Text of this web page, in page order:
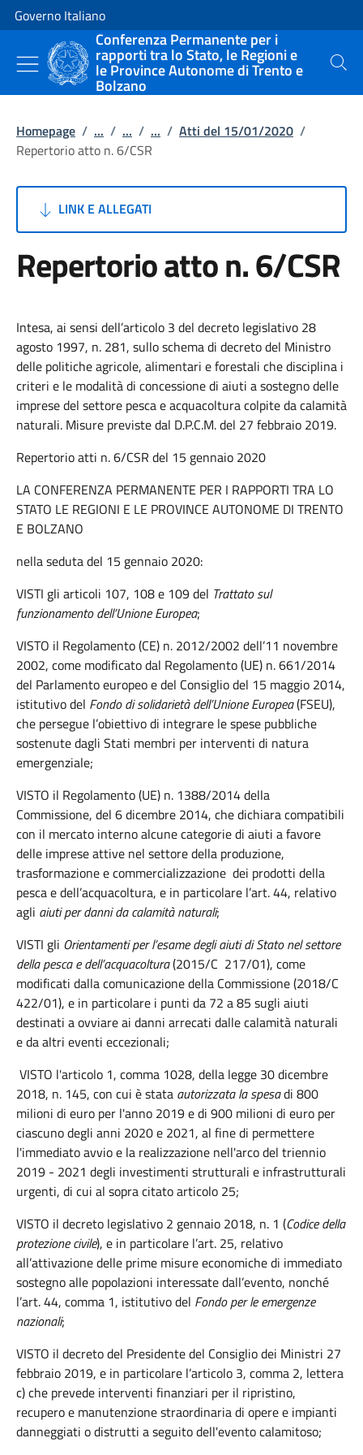
Vai al contenuto
Vai alla navigazione del sito
Governo Italiano
Conferenza Permanente per i
rapporti tra lo Stato, le Regioni e
le Province Autonome di Trento e
Bolzano
Cerca
Homepage / ... / ... / ... / Atti del 15/01/2020 /
Repertorio atto n. 6/CSR
LINK E ALLEGATI
Repertorio atto n. 6/CSR
Intesa, ai sensi dell’articolo 3 del decreto legislativo 28
agosto 1997, n. 281, sullo schema di decreto del Ministro
delle politiche agricole, alimentari e forestali che disciplina i
criteri e le modalità di concessione di aiuti a sostegno delle
imprese del settore pesca e acquacoltura colpite da calamità
naturali. Misure previste dal D.P.C.M. del 27 febbraio 2019.
Repertorio atti n. 6/CSR del 15 gennaio 2020
LA CONFERENZA PERMANENTE PER I RAPPORTI TRA LO
STATO LE REGIONI E LE PROVINCE AUTONOME DI TRENTO
E BOLZANO
nella seduta del 15 gennaio 2020:
VISTI gli articoli 107, 108 e 109 del Trattato sul
funzionamento dell’Unione Europea;
VISTO il Regolamento (CE) n. 2012/2002 dell’11 novembre
2002, come modificato dal Regolamento (UE) n. 661/2014
del Parlamento europeo e del Consiglio del 15 maggio 2014,
istitutivo del Fondo di solidarietà dell’Unione Europea(FSEU),
che persegue l’obiettivo di integrare le spese pubbliche
sostenute dagli Stati membri per interventi di natura
emergenziale;
VISTO il Regolamento (UE) n. 1388/2014 della
Commissione, del 6 dicembre 2014, che dichiara compatibili
con il mercato interno alcune categorie di aiuti a favore
delle imprese attive nel settore della produzione,
trasformazione e commercializzazione dei prodotti della
pesca e dell’acquacoltura, e in particolare l’art. 44, relativo
agli aiuti per danni da calamità naturali;
VISTI gli Orientamenti per l’esame degli aiuti di Stato nel settore
della pesca e dell’acquacoltura(2015/C 217/01), come
modificati dalla comunicazione della Commissione (2018/C
422/01), e in particolare i punti da 72 a 85 sugli aiuti
destinati a ovviare ai danni arrecati dalle calamità naturali
e da altri eventi eccezionali;
VISTO l'articolo 1, comma 1028, della legge 30 dicembre
2018, n. 145, con cui è stata autorizzata la spesadi 800
milioni di euro per l'anno 2019 e di 900 milioni di euro per
ciascuno degli anni 2020 e 2021, al fine di permettere
l'immediato avvio e la realizzazione nell'arco del triennio
2019 - 2021 degli investimenti strutturali e infrastrutturali
urgenti, di cui al sopra citato articolo 25;
VISTO il decreto legislativo 2 gennaio 2018, n. 1 (Codice della
protezione civile), e in particolare l’art. 25, relativo
all’attivazione delle prime misure economiche di immediato
sostegno alle popolazioni interessate dall’evento, nonché
l’art. 44, comma 1, istitutivo del Fondo per le emergenze
nazionali;
VISTO il decreto del Presidente del Consiglio dei Ministri 27
febbraio 2019, e in particolare l’articolo 3, comma 2, lettera
c) che prevede interventi finanziari per il ripristino,
recupero e manutenzione straordinaria di opere e impianti
danneggiati o distrutti a seguito dell'evento calamitoso;